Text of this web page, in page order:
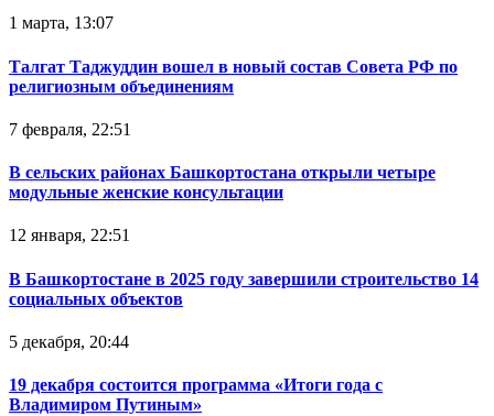
1 марта, 13:07
Талгат Таджуддин вошел в новый состав Совета РФ по
религиозным объединениям
7 февраля, 22:51
В сельских районах Башкортостана открыли четыре
модульные женские консультации
12 января, 22:51
В Башкортостане в 2025 году завершили строительство 14
социальных объектов
5 декабря, 20:44
19 декабря состоится программа «Итоги года с
Владимиром Путиным»